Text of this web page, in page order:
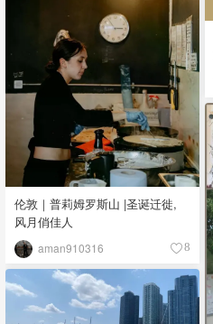
伦敦｜普莉姆罗斯山 |圣诞迁徙,
风月俏佳人
aman910316 8